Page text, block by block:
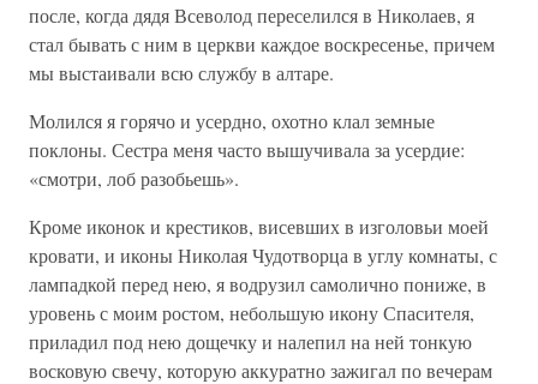
после, когда дядя Всеволод переселился в Николаев, я
стал бывать с ним в церкви каждое воскресенье, причем
мы выстаивали всю службу в алтаре.
Молился я горячо и усердно, охотно клал земные
поклоны. Сестра меня часто вышучивала за усердие:
«смотри, лоб разобьешь».
Кроме иконок и крестиков, висевших в изголовьи моей
кровати, и иконы Николая Чудотворца в углу комнаты, с
лампадкой перед нею, я водрузил самолично пониже, в
уровень с моим ростом, небольшую икону Спасителя,
приладил под нею дощечку и налепил на ней тонкую
восковую свечу, которую аккуратно зажигал по вечерам